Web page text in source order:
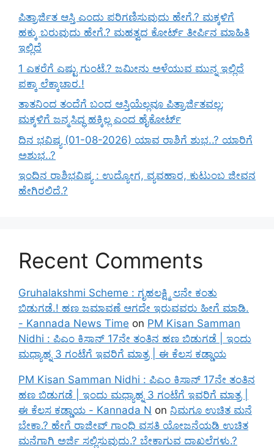
ಪಿತ್ರಾರ್ಜಿತ ಆಸ್ತಿ ಎಂದು ಪರಿಗಣಿಸುವುದು ಹೇಗೆ.? ಮಕ್ಕಳಿಗೆ
ಹಕ್ಕು ಬರುವುದು ಹೇಗೆ.? ಮಹತ್ವದ ಕೋರ್ಟ್ ತೀರ್ಪಿನ ಮಾಹಿತಿ
ಇಲ್ಲಿದೆ
1 ಎಕರೆಗೆ ಎಷ್ಟು ಗುಂಟೆ.? ಜಮೀನು ಅಳೆಯುವ ಮುನ್ನ ಇಲ್ಲಿದೆ
ಪಕ್ಕಾ ಲೆಕ್ಕಾಚಾರ.!
ತಾತನಿಂದ ತಂದೆಗೆ ಬಂದ ಆಸ್ತಿಯೆಲ್ಲವೂ ಪಿತ್ರಾರ್ಜಿತವಲ್ಲ;
ಮಕ್ಕಳಿಗೆ ಜನ್ಮಸಿದ್ಧ ಹಕ್ಕಿಲ್ಲ ಎಂದ ಹೈಕೋರ್ಟ್
ದಿನ ಭವಿಷ್ಯ (01-08-2026) ಯಾವ ರಾಶಿಗೆ ಶುಭ..? ಯಾರಿಗೆ
ಅಶುಭ..?
ಇಂದಿನ ರಾಶಿಭವಿಷ್ಯ : ಉದ್ಯೋಗ, ವ್ಯವಹಾರ, ಕುಟುಂಬ ಜೀವನ
ಹೇಗಿರಲಿದೆ.?
Recent Comments
Gruhalakshmi Scheme : ಗೃಹಲಕ್ಷ್ಮಿ ೮ನೇ ಕಂತು
ಬಿಡುಗಡೆ.! ಹಣ ಜಮಾವಣೆ ಆಗದೇ ಇರುವವರು ಹೀಗೆ ಮಾಡಿ.
- Kannada News Time on PM Kisan Samman
Nidhi : ಪಿಎಂ ಕಿಸಾನ್ 17ನೇ ತಂತಿನ ಹಣ ಬಿಡುಗಡೆ | ಇಂದು
ಮಧ್ಯಾಹ್ನ 3 ಗಂಟೆಗೆ ಇವರಿಗೆ ಮಾತ್ರ | ಈ ಕೆಲಸ ಕಡ್ಡಾಯ
PM Kisan Samman Nidhi : ಪಿಎಂ ಕಿಸಾನ್ 17ನೇ ತಂತಿನ
ಹಣ ಬಿಡುಗಡೆ | ಇಂದು ಮಧ್ಯಾಹ್ನ 3 ಗಂಟೆಗೆ ಇವರಿಗೆ ಮಾತ್ರ |
ಈ ಕೆಲಸ ಕಡ್ಡಾಯ - Kannada N on ನಿಮಗೂ ಉಚಿತ ಮನೆ
ಬೇಕಾ.? ಹೇಗೆ ರಾಜೀವ್ ಗಾಂಧಿ ವಸತಿ ಯೋಜನೆಯಡಿ ಉಚಿತ
ಮನೆಗಾಗಿ ಅರ್ಜಿ ಸಲ್ಲಿಸುವುದು.? ಬೇಕಾಗುವ ದಾಖಲೆಗಳು.?